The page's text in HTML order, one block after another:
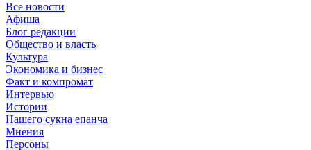
Все новости
Афиша
Блог редакции
Общество и власть
Культура
Экономика и бизнес
Факт и компромат
Интервью
Истории
Нашего сукна епанча
Мнения
Персоны